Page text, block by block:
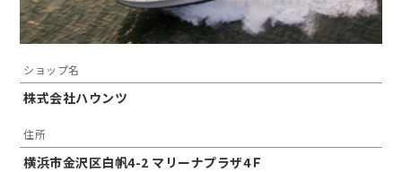
ショップ名
株式会社ハウンツ
住所
横浜市金沢区白帆4-2 マリーナプラザ4Ｆ